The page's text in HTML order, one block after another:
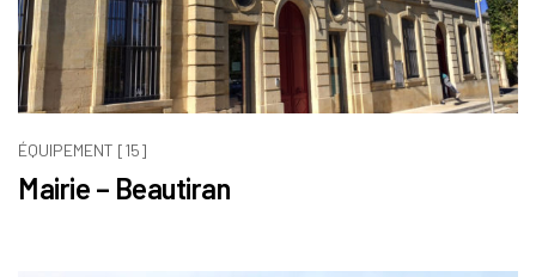
ÉQUIPEMENT [15]
Mairie – Beautiran